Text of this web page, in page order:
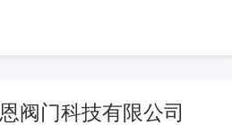
阀门科技有限公司